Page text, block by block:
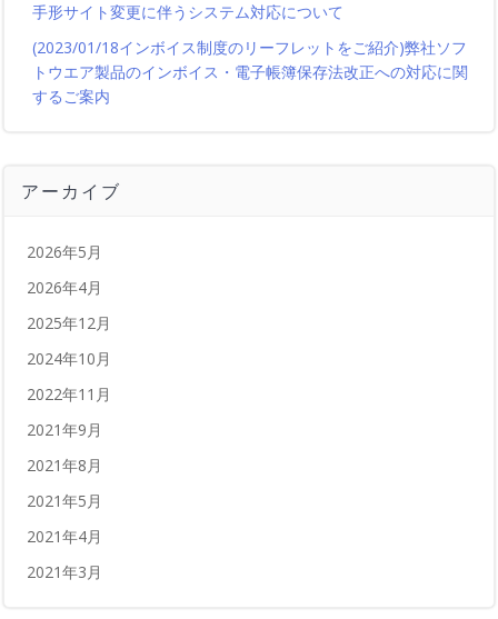
手形サイト変更に伴うシステム対応について
(2023/01/18インボイス制度のリーフレットをご紹介)弊社ソフ
トウエア製品のインボイス・電子帳簿保存法改正への対応に関
するご案内
アーカイブ
2026年5月
2026年4月
2025年12月
2024年10月
2022年11月
2021年9月
2021年8月
2021年5月
2021年4月
2021年3月